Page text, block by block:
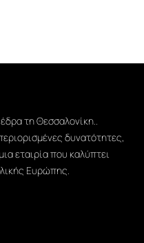
τη Θεσσαλονίκη..
δυνατότητες,
εταιρία που καλύπτει
Ευρώπης.